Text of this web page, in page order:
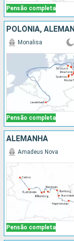
Pensão completa
POLÓNIA,
Pensão completa
Monalisa
ALEMANHA
Pensão completa
Amadeus Nova